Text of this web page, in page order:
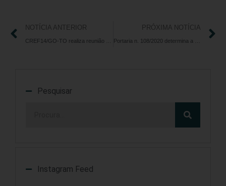
NOTÍCIA ANTERIOR PRÓXIMA NOTÍCIA
Pesquisar
Instagram Feed